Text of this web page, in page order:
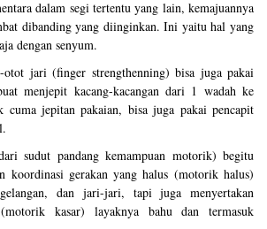
dalam segi tertentu yang lain, kemajuannya
dibanding yang diinginkan. Ini yaitu hal yang
dengan senyum.
otot jari (finger strengthenning) bisa juga pakai
menjepit kacang-kacangan dari 1 wadah ke
cuma jepitan pakaian, bisa juga pakai pencapit
sudut pandang kemampuan motorik) begitu
koordinasi gerakan yang halus (motorik halus)
dan jari-jari, tapi juga menyertakan
kasar) layaknya bahu dan termasuk